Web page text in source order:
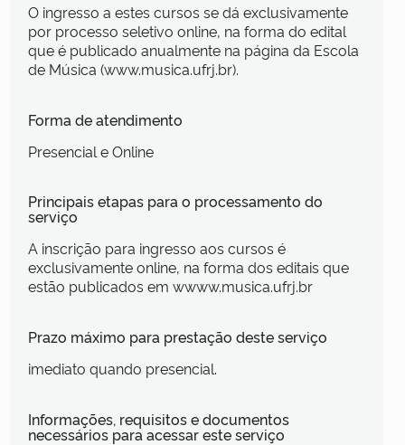
O ingresso a estes cursos se dá exclusivamente
por processo seletivo online, na forma do edital
que é publicado anualmente na página da Escola
de Música (www.musica.ufrj.br).
Forma de atendimento
Presencial e Online
Principais etapas para o processamento do
serviço
A inscrição para ingresso aos cursos é
exclusivamente online, na forma dos editais que
estão publicados em wwww.musica.ufrj.br
Prazo máximo para prestação deste serviço
imediato quando presencial.
Informações, requisitos e documentos
necessários para acessar este serviço